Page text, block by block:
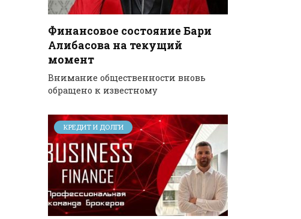
Финансовое состояние Бари
Алибасова на текущий
момент
Внимание общественности вновь
обращено к известному
КРЕДИТ И ДОЛГИ